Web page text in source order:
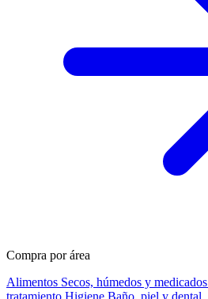
Compra por área
Alimentos Secos, húmedos y medicados